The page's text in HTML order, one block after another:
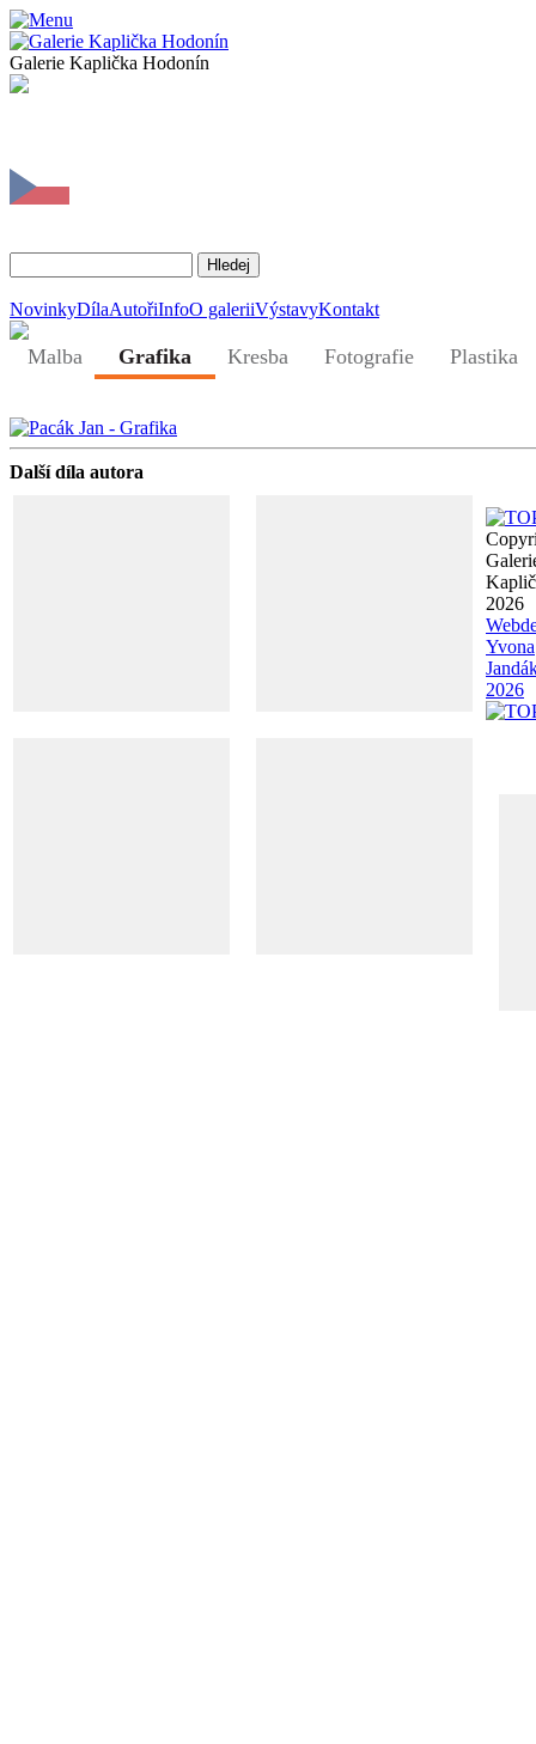
Galerie Kaplička Hodonín
NovinkyDílaAutořiInfoO galeriiVýstavyKontakt
Malba Grafika Kresba Fotografie Plastika
Další díla autora
2026
Yvona
2026